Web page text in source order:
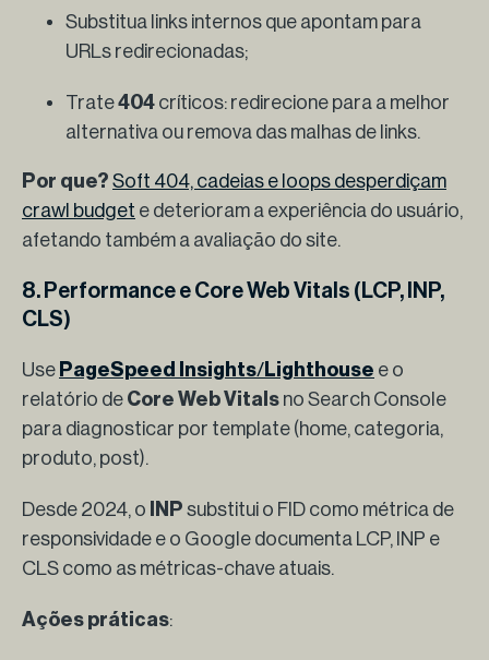
Substitua links internos que apontam para
URLs redirecionadas;
Trate404 críticos: redirecione para a melhor
alternativa ou remova das malhas de links.
Por que? Soft 404, cadeias e loops desperdiçam
crawl budget e deterioram a experiência do usuário,
afetando também a avaliação do site.
8. Performance e Core Web Vitals (LCP, INP,
CLS)
Use PageSpeed Insights/ Lighthouse e o
relatório de Core Web Vitals no Search Console
para diagnosticar por template (home, categoria,
produto, post).
Desde 2024, o INP substitui o FID como métrica de
responsividade e o Google documenta LCP, INP e
CLS como as métricas-chave atuais.
Ações práticas: